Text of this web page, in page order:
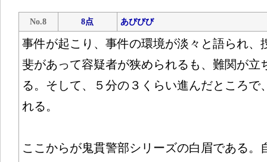
No.8 8点 あびびび
事件が起こり、事件の環境が淡々と語られ、
斐があって容疑者が狭められるも、難関が立
る。そして、５分の３くらい進んだところで
れる。
ここからが鬼貫警部シリーズの白眉である。